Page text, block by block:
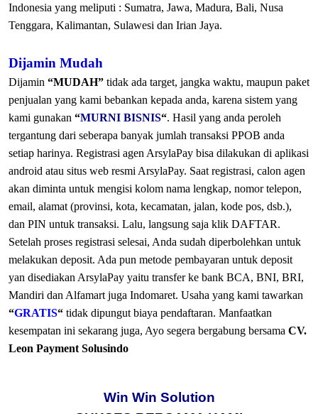
Indonesia yang meliputi : Sumatra, Jawa, Madura, Bali, Nusa
Tenggara, Kalimantan, Sulawesi dan Irian Jaya.
Dijamin Mudah
Dijamin “MUDAH” tidak ada target, jangka waktu, maupun paket
penjualan yang kami bebankan kepada anda, karena sistem yang
kami gunakan “MURNI BISNIS“. Hasil yang anda peroleh
tergantung dari seberapa banyak jumlah transaksi PPOB anda
setiap harinya. Registrasi agen ArsylaPay bisa dilakukan di aplikasi
android atau situs web resmi ArsylaPay. Saat registrasi, calon agen
akan diminta untuk mengisi kolom nama lengkap, nomor telepon,
email, alamat (provinsi, kota, kecamatan, jalan, kode pos, dsb.),
dan PIN untuk transaksi. Lalu, langsung saja klik DAFTAR.
Setelah proses registrasi selesai, Anda sudah diperbolehkan untuk
melakukan deposit. Ada pun metode pembayaran untuk deposit
yan disediakan ArsylaPay yaitu transfer ke bank BCA, BNI, BRI,
Mandiri dan Alfamart juga Indomaret. Usaha yang kami tawarkan
“GRATIS“ tidak dipungut biaya pendaftaran. Manfaatkan
kesempatan ini sekarang juga, Ayo segera bergabung bersama CV.
Leon Payment Solusindo
Win Win Solution